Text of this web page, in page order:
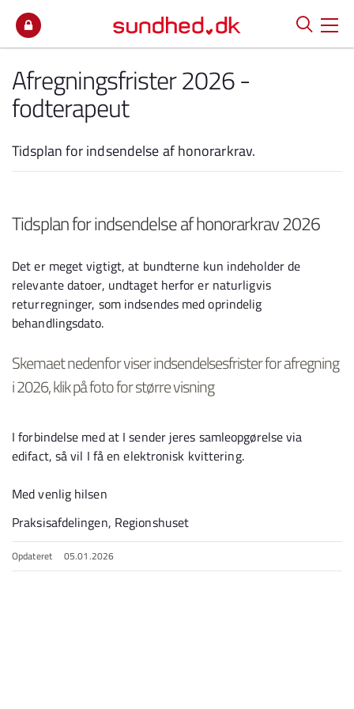
Afregningsfrister 2026 -
fodterapeut
Tidsplan for indsendelse af honorarkrav.
Tidsplan for indsendelse af honorarkrav 2026
Det er meget vigtigt, at bundterne kun indeholder de
relevante datoer, undtaget herfor er naturligvis
returregninger, som indsendes med oprindelig
behandlingsdato.
Skemaet nedenfor viser indsendelsesfrister for afregning
i 2026, klik på foto for større visning
I forbindelse med at I sender jeres samleopgørelse via
edifact, så vil I få en elektronisk kvittering.
Med venlig hilsen
Praksisafdelingen, Regionshuset
Opdateret 05.01.2026